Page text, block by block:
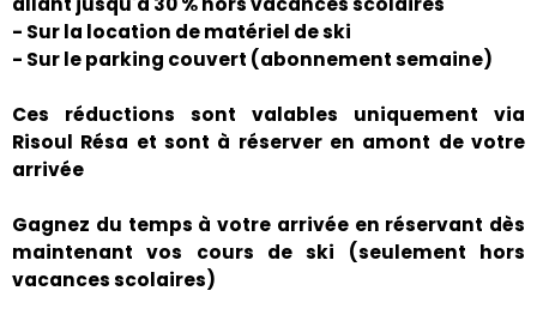
- Sur la location de matériel de ski
- Sur le parking couvert (abonnement semaine)
Ces réductions sont valables uniquement via
Risoul Résa et sont à réserver en amont de votre
arrivée
Gagnez du temps à votre arrivée en réservant dès
maintenant vos cours de ski (seulement hors
vacances scolaires)